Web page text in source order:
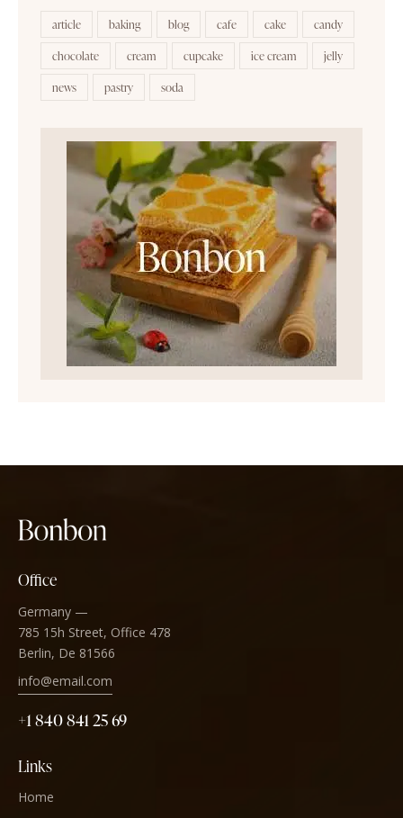
article baking blog cafe cake
candy
chocolate
cream cupcake ice cream
jelly
news
pastry soda
Office
Germany —
785 15h Street, Office 478
Berlin, De 81566
info@email.com
+1 840 841 25 69
Links
Home